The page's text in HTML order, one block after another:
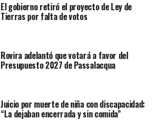
El gobierno retiró el proyecto de Ley de
Tierras por falta de votos
Rovira adelantó que votará a favor del
Presupuesto 2027 de Passalacqua
Juicio por muerte de niña con discapacidad:
“La dejaban encerrada y sin comida”